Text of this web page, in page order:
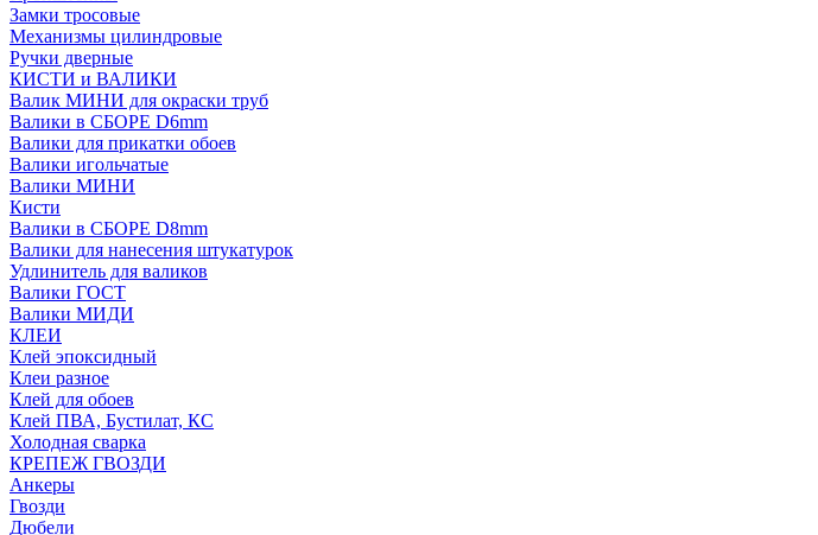
Замки тросовые
Механизмы цилиндровые
Ручки дверные
КИСТИ и ВАЛИКИ
Валик МИНИ для окраски труб
Валики в СБОРЕ D6mm
Валики для прикатки обоев
Валики игольчатые
Валики МИНИ
Кисти
Валики в СБОРЕ D8mm
Валики для нанесения штукатурок
Удлинитель для валиков
Валики ГОСТ
Валики МИДИ
КЛЕИ
Клей эпоксидный
Клеи разное
Клей для обоев
Клей ПВА, Бустилат, КС
Холодная сварка
КРЕПЕЖ ГВОЗДИ
Анкеры
Гвозди
Дюбели